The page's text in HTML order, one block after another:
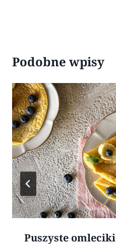
Podobne wpisy
Puszyste omleciki